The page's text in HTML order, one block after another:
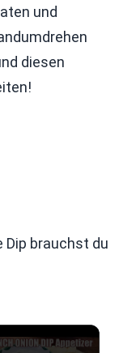
und
diesen
Dip brauchst du